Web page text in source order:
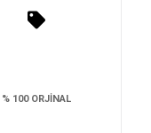
% 100 ORJİNAL